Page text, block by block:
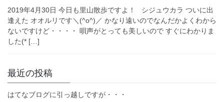
2019年4月30日 今日も里山散歩ですよ！ シジュウカラ ついに出
逢えた オオルリです＼(^o^)／ かなり遠いのでなんだかよくわから
ないですけど・・・・ 唄声がとっても美しいので すぐにわかりま
した(* […]
最近の投稿
はてなブログに引っ越しですが・・・